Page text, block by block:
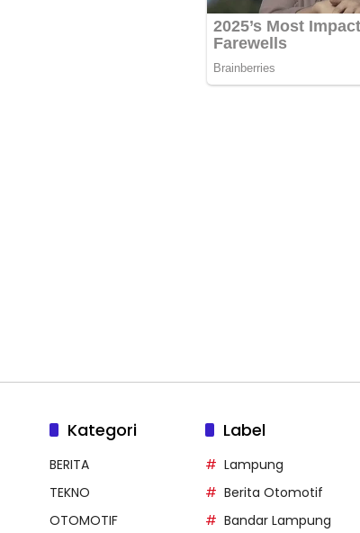
Kategori
BERITA
TEKNO
OTOMOTIF
Label
Lampung
Berita Otomotif
Bandar Lampung